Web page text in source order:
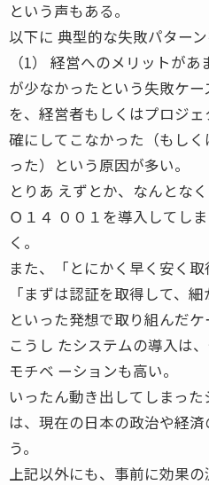
という声もある。
以下に 典型的な失敗パターン
（1） 経営へのメリットが
が少なかったという失敗ケ
を、経営者もしくはプロジ
確にしてこなかった（もし
った）という原因が多い。
とりあ えずとか、なんとな
Ｏ１４ ００１を導入してし
く。
また、「とにかく早く安く取
「まずは認証を取得して、
といった発想で取り組んだケ
こうし たシステムの導入は
モチベ ーションも高い。
いったん動き出してしまっ
は、現在の日本の政治や経
う。
上記以外にも、事前に効果